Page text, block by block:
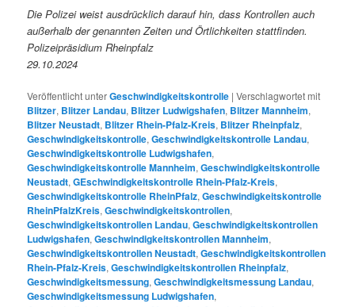
Die Polizei weist ausdrücklich darauf hin, dass Kontrollen auch
außerhalb der genannten Zeiten und Örtlichkeiten stattfinden.
Polizeipräsidium Rheinpfalz
29.10.2024
Veröffentlicht unterGeschwindigkeitskontrolle |Verschlagwortet mit
Blitzer, Blitzer Landau, Blitzer Ludwigshafen, Blitzer Mannheim,
Blitzer Neustadt, Blitzer Rhein-Pfalz-Kreis, Blitzer Rheinpfalz,
Geschwindigkeitskontrolle,Geschwindigkeitskontrolle Landau,
Geschwindigkeitskontrolle Ludwigshafen,
Geschwindigkeitskontrolle Mannheim,Geschwindigkeitskontrolle
Neustadt,GEschwindigkeitskontrolle Rhein-Pfalz-Kreis,
Geschwindigkeitskontrolle RheinPfalz,Geschwindigkeitskontrolle
RheinPfalzKreis,Geschwindigkeitskontrollen,
Geschwindigkeitskontrollen Landau,Geschwindigkeitskontrollen
Ludwigshafen,Geschwindigkeitskontrollen Mannheim,
Geschwindigkeitskontrollen Neustadt,Geschwindigkeitskontrollen
Rhein-Pfalz-Kreis,Geschwindigkeitskontrollen Rheinpfalz,
Geschwindigkeitsmessung,Geschwindigkeitsmessung Landau,
Geschwindigkeitsmessung Ludwigshafen,